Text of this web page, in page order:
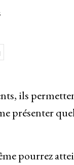
ils
présenter
pourrez